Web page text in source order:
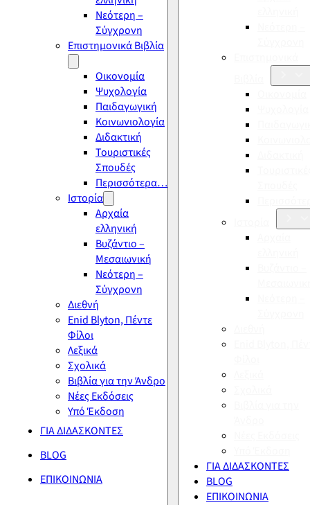
Νεότερη –
Σύγχρονη
Επιστημονικά Βιβλία
Οικονομία
Ψυχολογία
Παιδαγωγική
Κοινωνιολογία
Διδακτική
Τουριστικές
Σπουδές
Περισσότερα…
Ιστορία
Αρχαία
ελληνική
Βυζάντιο –
Μεσαιωνική
Νεότερη –
Σύγχρονη
Διεθνή
Enid Blyton, Πέντε
Φίλοι
Λεξικά
Σχολικά
Βιβλία για την Άνδρο
Νέες Εκδόσεις
Υπό Έκδοση
ΓΙΑ ΔΙΔΑΣΚΟΝΤΕΣ
BLOG
ΕΠΙΚΟΙΝΩΝΙΑ
ΓΙΑ ΔΙΔΑΣΚΟΝΤΕΣ
BLOG
ΕΠΙΚΟΙΝΩΝΙΑ